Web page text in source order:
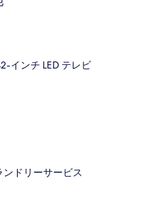
インチ LED テレビ
ンドリーサービス